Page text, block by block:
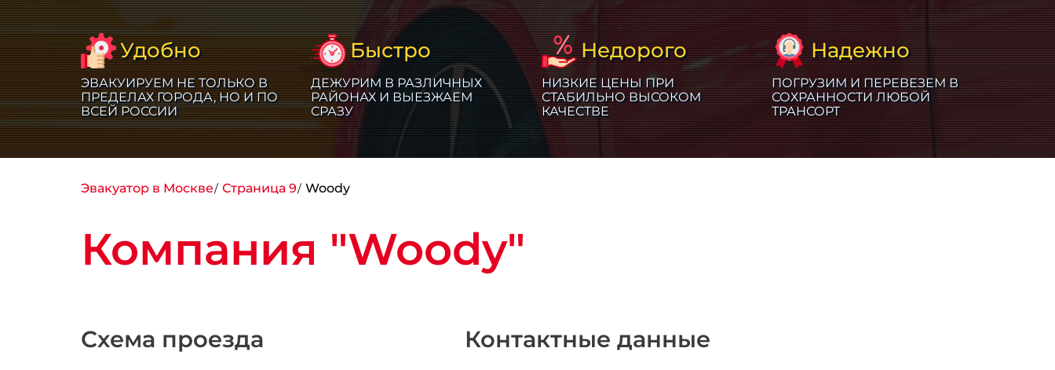
Удобно
ЭВАКУИРУЕМ НЕ ТОЛЬКО В
ПРЕДЕЛАХ ГОРОДА, НО И ПО
ВСЕЙ РОССИИ
Быстро
ДЕЖУРИМ В РАЗЛИЧНЫХ
РАЙОНАХ И ВЫЕЗЖАЕМ
СРАЗУ
Недорого
НИЗКИЕ ЦЕНЫ ПРИ
СТАБИЛЬНО ВЫСОКОМ
КАЧЕСТВЕ
Надежно
ПОГРУЗИМ И ПЕРЕВЕЗЕМ В
СОХРАННОСТИ ЛЮБОЙ
ТРАНСОРТ
Эвакуатор в Москве Страница 9 Woody
Компания "Woody"
Схема проезда Контактные данные